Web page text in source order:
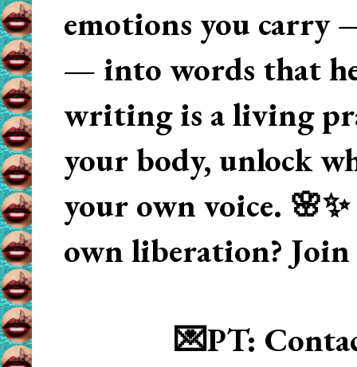
emotions you carry
— into words that
writing is a living
your body, unlock
your own voice.
own liberation? Join
💌PT: